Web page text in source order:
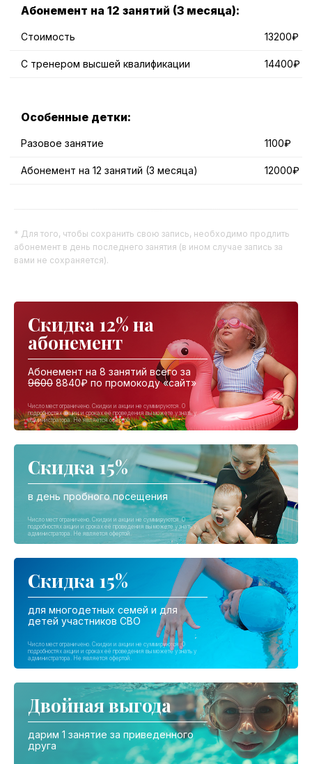
Абонемент на 12 занятий (3 месяца):
Стоимость 13200₽
С тренером высшей квалификации 14400₽
Особенные детки:
Разовое занятие 1100₽
Абонемент на 12 занятий (3 месяца) 12000₽
* Для того, чтобы сохранить свою запись, необходимо продлить
абонемент в день последнего занятия (в ином случае запись за
вами не сохраняется).
Скидка 12% на
абонемент
Абонемент на 8 занятий всего за
9600 8840₽ по промокоду «сайт»
Скидка 15%
в день пробного посещения
Скидка 15%
для многодетных семей и для
детей участников СВО
Двойная выгода
дарим 1 занятие за приведенного
друга